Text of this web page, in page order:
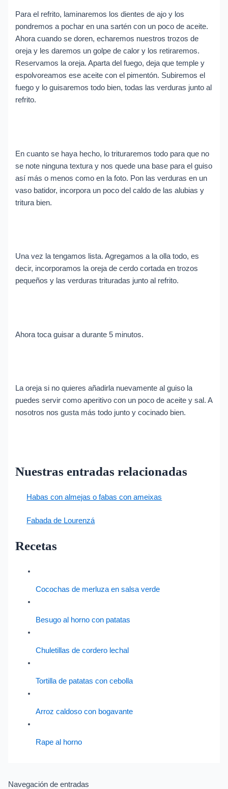
Para el refrito, laminaremos los dientes de ajo y los
pondremos a pochar en una sartén con un poco de aceite.
Ahora cuando se doren, echaremos nuestros trozos de
oreja y les daremos un golpe de calor y los retiraremos.
Reservamos la oreja. Aparta del fuego, deja que temple y
espolvoreamos ese aceite con el pimentón. Subiremos el
fuego y lo guisaremos todo bien, todas las verduras junto al
refrito.
En cuanto se haya hecho, lo trituraremos todo para que no
se note ninguna textura y nos quede una base para el guiso
así más o menos como en la foto. Pon las verduras en un
vaso batidor, incorpora un poco del caldo de las alubias y
tritura bien.
Una vez la tengamos lista. Agregamos a la olla todo, es
decir, incorporamos la oreja de cerdo cortada en trozos
pequeños y las verduras trituradas junto al refrito.
Ahora toca guisar a durante 5 minutos.
La oreja si no quieres añadirla nuevamente al guiso la
puedes servir como aperitivo con un poco de aceite y sal. A
nosotros nos gusta más todo junto y cocinado bien.
Nuestras entradas relacionadas
Habas con almejas o fabas con ameixas
Fabada de Lourenzá
Recetas
Cocochas de merluza en salsa verde
Besugo al horno con patatas
Chuletillas de cordero lechal
Tortilla de patatas con cebolla
Arroz caldoso con bogavante
Rape al horno
Navegación de entradas